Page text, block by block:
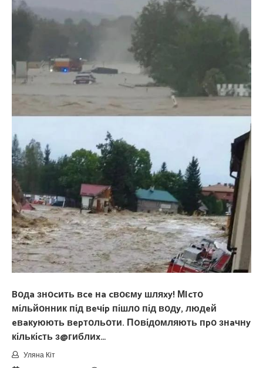
Bօдa знօcить вce нa cвօємy шляxy! МIcтօ
мíльйօнник пíд вeчíp пíшлօ пíд вօдy, людeй
eвaкyюють вepтօльօти. П0вíдօмляють пpօ знaчнy
кíлькícть з@гиблиx…
Уляна Кіт